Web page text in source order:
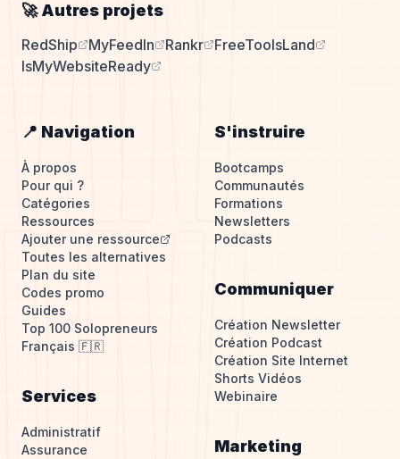
🚀 Autres projets
RedShip MyFeedIn Rankr
FreeToolsLand
IsMyWebsiteReady
📍 Navigation
À propos
Pour qui ?
Catégories
Ressources
Ajouter une ressource
Toutes les alternatives
Plan du site
Codes promo
Guides
Top 100 Solopreneurs
Français 🇫🇷
Services
Administratif
Assurance
S'instruire
Bootcamps
Communautés
Formations
Newsletters
Podcasts
Communiquer
Création Newsletter
Création Podcast
Création Site Internet
Shorts Vidéos
Webinaire
Marketing